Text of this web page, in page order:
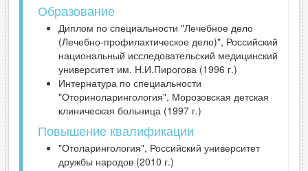
Образование
Диплом по специальности "Лечебное дело
(Лечебно-профилактическое дело)", Российский
национальный исследовательский медицинский
университет им. Н.И.Пирогова (1996 г.)
Интернатура по специальности
"Оториноларингология", Морозовская детская
клиническая больница (1997 г.)
Повышение квалификации
"Отоларингология", Российский университет
дружбы народов (2010 г.)